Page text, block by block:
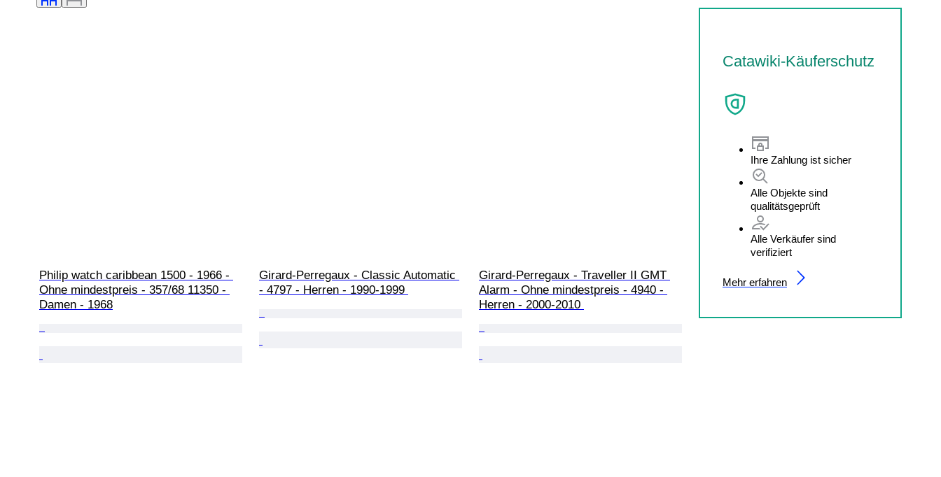
Catawiki-Käuferschutz
Ihre Zahlung ist sicher
Alle Objekte sind
qualitätsgeprüft
Alle Verkäufer sind
verifiziert
Mehr erfahren
Philip watch caribbean 1500 - 1966 -
Ohne mindestpreis - 357/68 11350 -
Damen - 1968
Girard-Perregaux - Classic Automatic
- 4797 - Herren - 1990-1999
Girard-Perregaux - Traveller II GMT
Alarm - Ohne mindestpreis - 4940 -
Herren - 2000-2010